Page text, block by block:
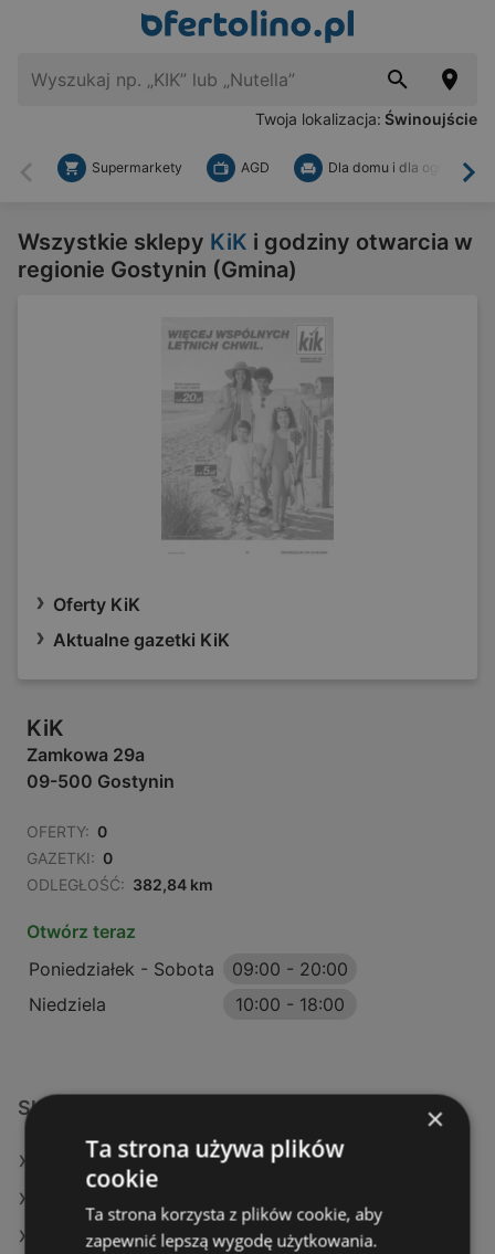
Twoja lokalizacja: Świnoujście
Wstecz
Supermarkety AGD Dla domu i dla ogrodu
Wszystkie sklepy KiK i godziny otwarcia w
regionie Gostynin (Gmina)
Oferty KiK
Aktualne gazetki KiK
KiK
Zamkowa 29a
09-500 Gostynin
OFERTY: 0
GAZETKI: 0
ODLEGŁOŚĆ: 382,84 km
Otwórz teraz
Poniedziałek - Sobota
09:00 - 20:00
Niedziela
10:00 - 18:00
Sklepy KiK w:
KiK w Dąbrowa Tarnowska
KiK w Olecko
×
Ta strona używa plików
cookie
Ta strona korzysta z plików cookie, aby
zapewnić lepszą wygodę użytkowania.